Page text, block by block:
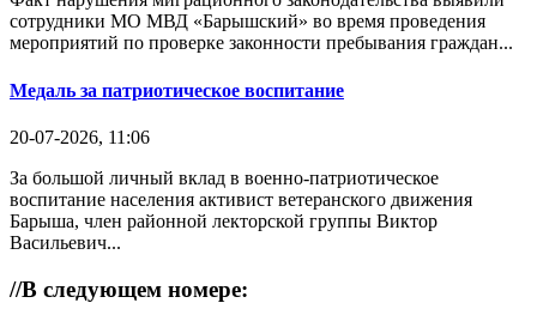
сотрудники МО МВД «Барышский» во время проведения
мероприятий по проверке законности пребывания граждан...
Медаль за патриотическое воспитание
20-07-2026, 11:06
За большой личный вклад в военно-патриотическое
воспитание населения активист ветеранского движения
Барыша, член районной лекторской группы Виктор
Васильевич...
//В следующем номере: